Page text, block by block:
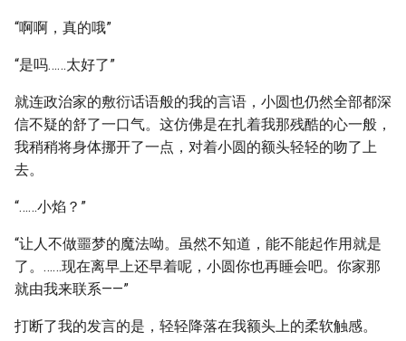
“啊啊，真的哦”
“是吗……太好了”
就连政治家的敷衍话语般的我的言语，小圆也仍然全部都深
信不疑的舒了一口气。这仿佛是在扎着我那残酷的心一般，
我稍稍将身体挪开了一点，对着小圆的额头轻轻的吻了上
去。
“……小焰？”
“让人不做噩梦的魔法呦。虽然不知道，能不能起作用就是
了。……现在离早上还早着呢，小圆你也再睡会吧。你家那
就由我来联系——”
打断了我的发言的是，轻轻降落在我额头上的柔软触感。